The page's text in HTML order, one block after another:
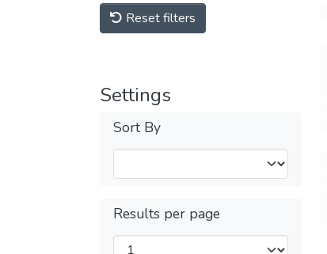
Reset filters
Settings
Sort By
Results per page